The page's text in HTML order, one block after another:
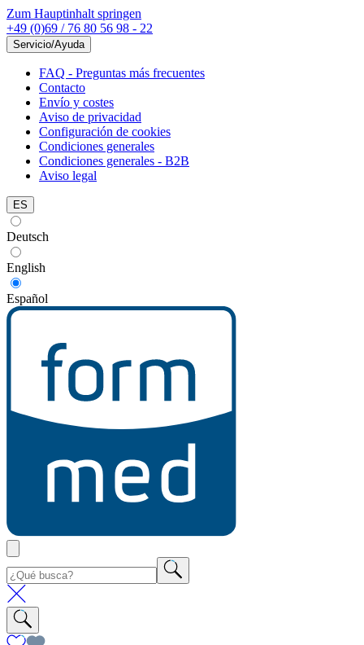
Zum Hauptinhalt springen
+49 (0)69 / 76 80 56 98 - 22
Servicio/Ayuda
FAQ - Preguntas más frecuentes
Contacto
Envío y costes
Aviso de privacidad
Configuración de cookies
Condiciones generales
Condiciones generales - B2B
Aviso legal
ES
Deutsch
English
Español